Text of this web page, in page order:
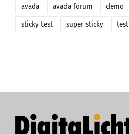
avada avada forum demo
sticky test super sticky test